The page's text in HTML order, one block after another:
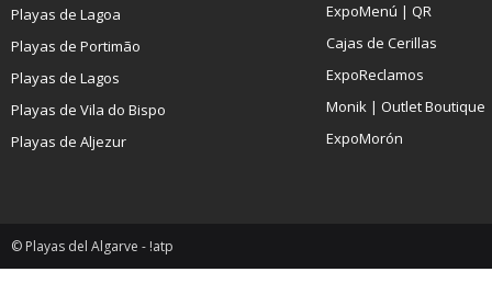
Playas de Lagoa
Playas de Portimão
Playas de Lagos
Playas de Vila do Bispo
Playas de Aljezur
ExpoMenú | QR
Cajas de Cerillas
ExpoReclamos
Monik | Outlet Boutique
ExpoMorón
© Playas del Algarve - !atp